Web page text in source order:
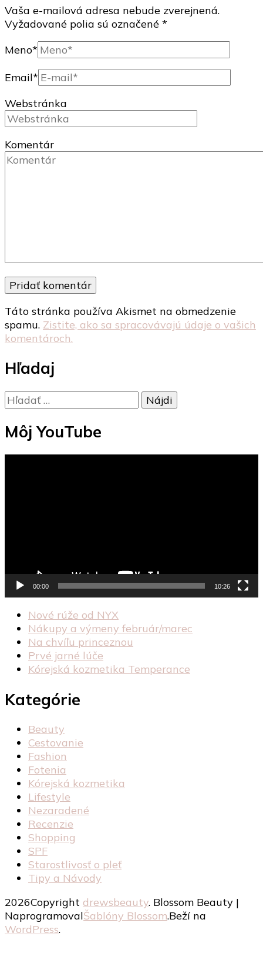
Vaša e-mailová adresa nebude zverejnená.
Vyžadované polia sú označené *
Meno*
Email*
Webstránka
Komentár
Táto stránka používa Akismet na obmedzenie
spamu. Zistite, ako sa spracovávajú údaje o vašich
komentároch.
Hľadaj
Hľadať:
Môj YouTube
00:00 10:26
Nové rúže od NYX
Nákupy a výmeny február/marec
Na chvíľu princeznou
Prvé jarné lúče
Kórejská kozmetika Temperance
Kategórie
Beauty
Cestovanie
Fashion
Fotenia
Kórejská kozmetika
Lifestyle
Nezaradené
Recenzie
Shopping
SPF
Starostlivosť o pleť
Tipy a Návody
2026Copyright drewsbeauty. Blossom Beauty |
NaprogramovalŠablóny Blossom.Beží na
WordPress.